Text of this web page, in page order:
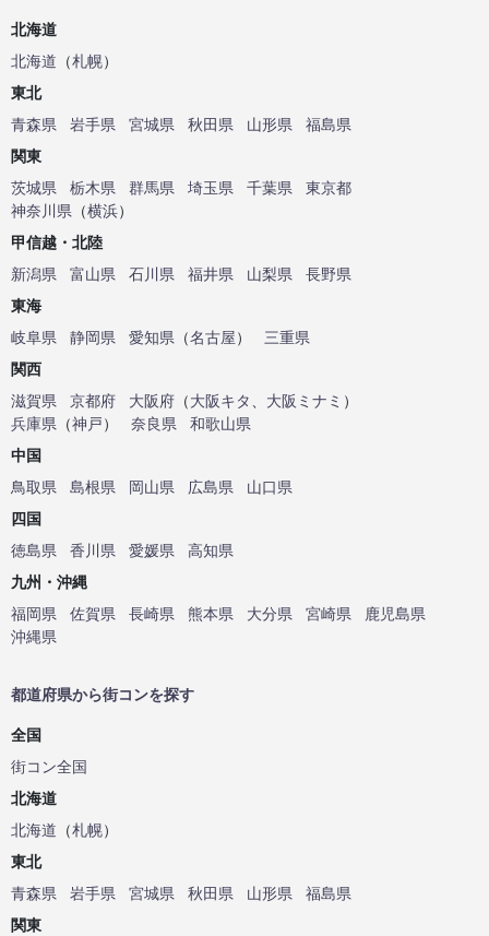
北海道
北海道 （札幌）
東北
青森県
岩手県 宮城県 秋田県 山形県
福島県
関東
茨城県
栃木県 群馬県 埼玉県 千葉県
東京都
神奈川県 （横浜）
甲信越・北陸
新潟県
富山県 石川県 福井県 山梨県
長野県
東海
岐阜県
静岡県 愛知県 （名古屋）
三重県
関西
滋賀県
京都府 大阪府 （大阪キタ、 大阪ミナミ ）
兵庫県 （神戸） 奈良県
和歌山県
中国
鳥取県
島根県 岡山県 広島県
山口県
四国
徳島県
香川県 愛媛県
高知県
九州・沖縄
福岡県
佐賀県 長崎県 熊本県 大分県 宮崎県
鹿児島県
沖縄県
都道府県から街コンを探す
全国
街コン全国
北海道
北海道 （札幌）
東北
青森県
岩手県 宮城県 秋田県 山形県
福島県
関東